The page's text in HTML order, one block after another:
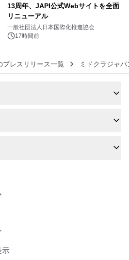
13周年、JAPI公式Webサイトを全面
リニューアル
一般社団法人日本国際化推進協会
17時間前
プレスリリース一覧 ミドクラジャ
示